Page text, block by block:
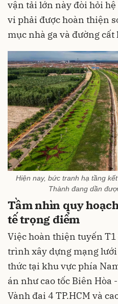
vận tải lớn này đòi hỏi
vi phải được hoàn thiện
mục nhà ga và đường cất
Hiện nay, bức tranh hạ tầng
Thành đang dần
Tầm nhìn quy
tế trọng điểm
Việc hoàn thiện tuyến
trình xây dựng mạng
thức tại khu vực phía
án như cao tốc Biên Hòa
Vành đai 4 TP.HCM và